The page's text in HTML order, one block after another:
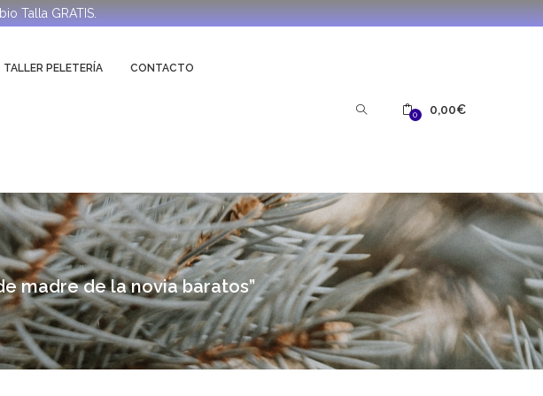
Talla GRATIS.
TALLER PELETERÍA CONTACTO
0 0,00€
madre de la novia baratos”